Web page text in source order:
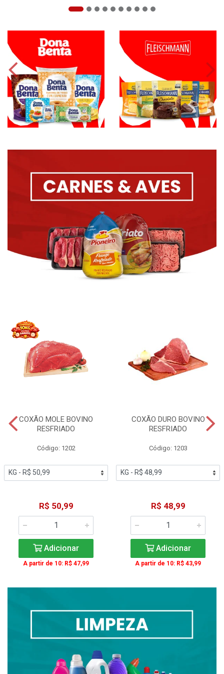
COXÃO MOLE BOVINO
RESFRIADO
Código: 1202
R$ 50,99
Adicionar
A partir de 10: R$ 47,99
COXÃO DURO BOVINO
RESFRIADO
Código: 1203
R$ 48,99
Adicionar
A partir de 10: R$ 43,99